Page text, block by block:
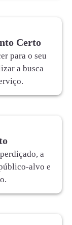
Certo
para o seu
a busca
a
alvo e